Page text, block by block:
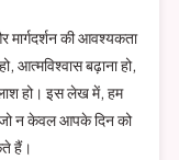
की आवश्यकता
आत्मविश्वास बढ़ाना हो,
हो। इस लेख में, हम
न केवल आपके दिन को
हैं।